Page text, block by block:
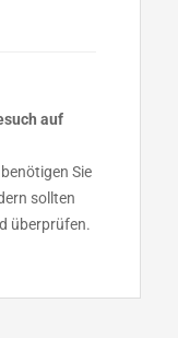
auf
Sie
sollten
überprüfen.